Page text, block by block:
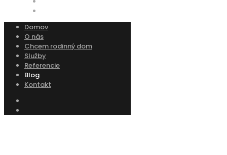
Domov
O nás
Chcem rodinný dom
Služby
Referencie
Blog
Kontakt